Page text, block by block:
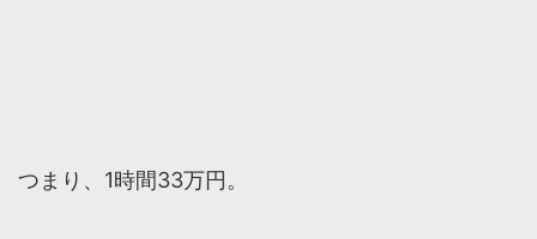
つまり、1時間33万円。